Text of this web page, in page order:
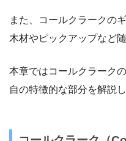
また、コールクラークの
木材やピックアップなど
本章ではコールクラーク
自の特徴的な部分を解説